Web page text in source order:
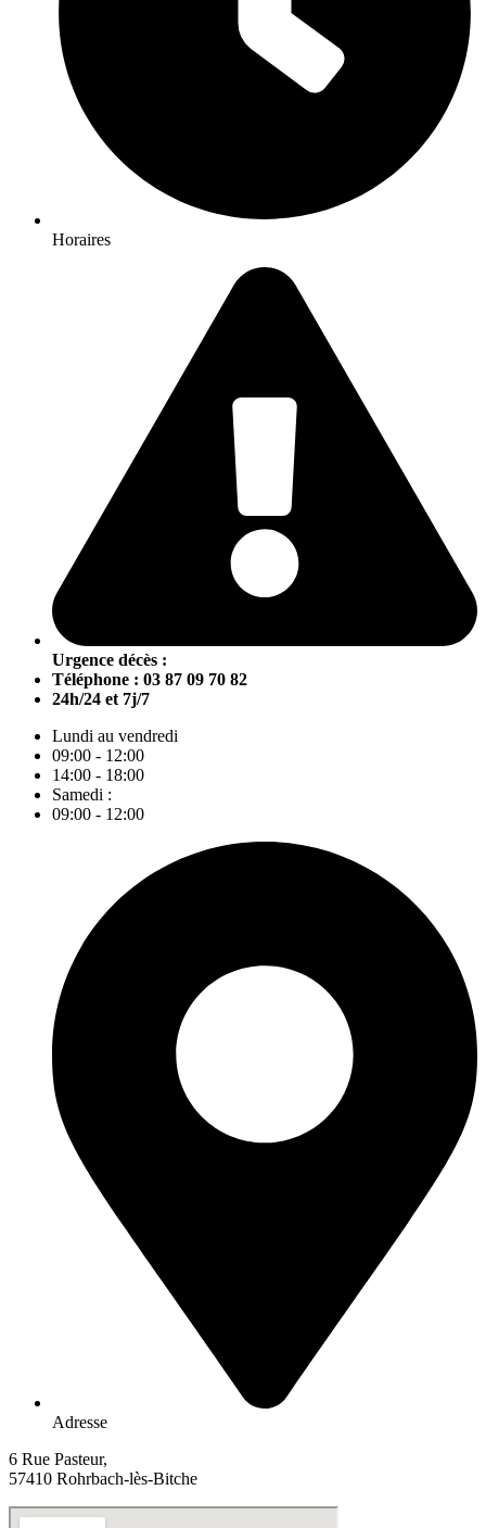
Horaires
Urgence décès :
Téléphone : 03 87 09 70 82
24h/24 et 7j/7
Lundi au vendredi
09:00 - 12:00
14:00 - 18:00
Samedi :
09:00 - 12:00
Adresse
6 Rue Pasteur,
57410 Rohrbach-lès-Bitche